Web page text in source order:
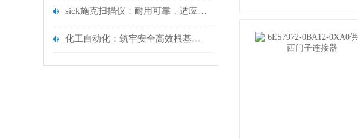
sick施克扫描仪：耐用可靠，适应多样环境，满足工业级应用需求！
化工自动化：筑牢安全高效根基，迈向智能绿色未来